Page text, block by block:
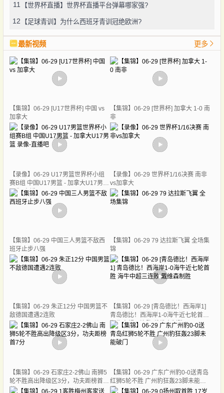
11 【世界杯直播】世界杯直播平台弹幕哪家强?
12 【足球青训】为什么西班牙青训冠绝欧洲?
最新视频 更多
【集锦】06-29 [U17世界杯] 中国 vs
加拿大
【集锦】06-29 [世界杯] 加拿大 1-0 南
非
【录像】06-29 U17男篮世界杯小组
赛B组 中国U17男篮 - 加拿大U17男篮
录像-直播吧
【录像】06-29 世界杯1/16决赛 南非
vs加拿大
【集锦】06-29 中国三人男篮不敌西
班牙止步八强
【集锦】06-29 79 达拉斯飞翼 全场集
锦
【集锦】06-29 朱正12分 中国男篮不
敌德国遭遇2连败
【集锦】06-29 [青岛德比！西海岸1]
青岛德比！西海岸1-0海牛近七轮首胜
海牛中超三连败 戴维森制胜
【集锦】06-29 石家庄2-2佛山 南狮5
轮不胜高出降级区3分，功夫距榜首7
分
【集锦】06-29 广东广州豹0-0送青岛
红狮5轮不胜 广州豹狂轰23脚未能破
门